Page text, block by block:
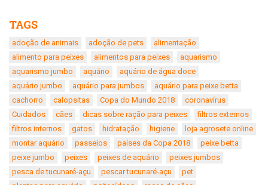
TAGS
adoção de animais adoção de pets
alimentação
alimento para peixes
alimentos para peixes
aquarismo
aquarismo jumbo
aquário
aquário de água doce
aquário jumbo
aquário para jumbos
aquário para peixe betta
cachorro
calopsitas Copa do Mundo 2018
coronavírus
Cuidados
cães dicas sobre ração para peixes
filtros externos
filtros internos
gatos hidratação higiene
loja agrosete online
montar aquário
passeios países da Copa 2018
peixe betta
peixe jumbo
peixes peixes de aquário
peixes jumbos
pesca de tucunaré-açu
pescar tucunaré-açu
pet